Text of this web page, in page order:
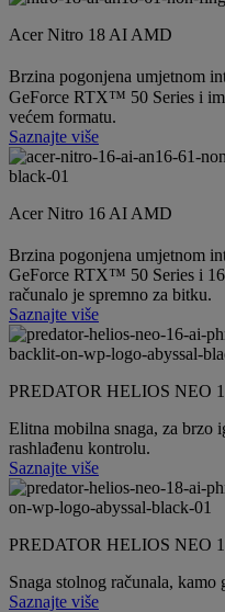
Acer Nitro 18 AI AMD
Brzina pogonjena umjetnom
GeForce RTX™ 50 Series i
većem formatu.
Saznajte više
Acer Nitro 16 AI AMD
Brzina pogonjena umjetnom
GeForce RTX™ 50 Series i
računalo je spremno za bitku.
Saznajte više
PREDATOR HELIOS NEO
Elitna mobilna snaga, za brzo
rashlađenu kontrolu.
Saznajte više
PREDATOR HELIOS NEO
Snaga stolnog računala, kamo
Saznajte više